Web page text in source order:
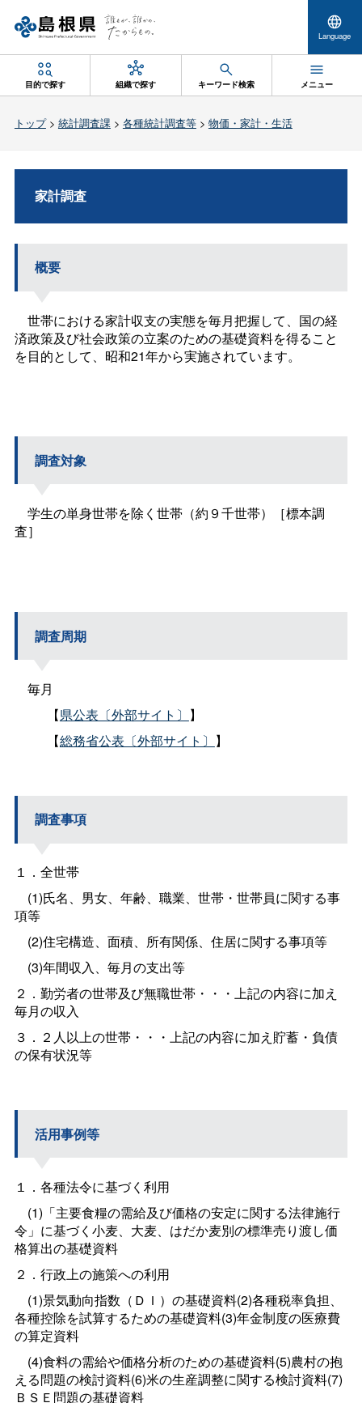
Language
目的で探す 組織で探す キーワード検索 メニュー
トップ> 統計調査課> 各種統計調査等> 物価・家計・生活
家計調査
概要
世帯における家計収支の実態を毎月把握して、国の経
済政策及び社会政策の立案のための基礎資料を得ること
を目的として、昭和21年から実施されています。
調査対象
学生の単身世帯を除く世帯（約９千世帯）［標本調
査］
調査周期
毎月
【県公表〔外部サイト〕 】
【総務省公表〔外部サイト〕 】
調査事項
１．全世帯
(1)氏名、男女、年齢、職業、世帯・世帯員に関する事
項等
(2)住宅構造、面積、所有関係、住居に関する事項等
(3)年間収入、毎月の支出等
２．勤労者の世帯及び無職世帯・・・上記の内容に加え
毎月の収入
３．２人以上の世帯・・・上記の内容に加え貯蓄・負債
の保有状況等
活用事例等
１．各種法令に基づく利用
(1)「主要食糧の需給及び価格の安定に関する法律施行
令」に基づく小麦、大麦、はだか麦別の標準売り渡し価
格算出の基礎資料
２．行政上の施策への利用
(1)景気動向指数（ＤＩ）の基礎資料(2)各種税率負担、
各種控除を試算するための基礎資料(3)年金制度の医療費
の算定資料
(4)食料の需給や価格分析のための基礎資料(5)農村の抱
える問題の検討資料(6)米の生産調整に関する検討資料(7)
ＢＳＥ問題の基礎資料